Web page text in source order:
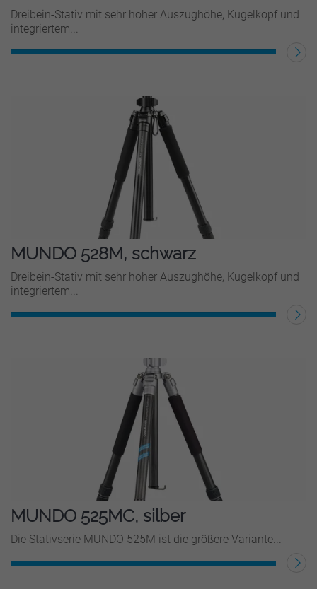
Dreibein-Stativ mit sehr hoher Auszughöhe, Kugelkopf und
integriertem...
WEITERLESEN
MUNDO 528M, schwarz
Dreibein-Stativ mit sehr hoher Auszughöhe, Kugelkopf und
integriertem...
WEITERLESEN
MUNDO 525MC, silber
Die Stativserie MUNDO 525M ist die größere Variante...
WEITERLESEN